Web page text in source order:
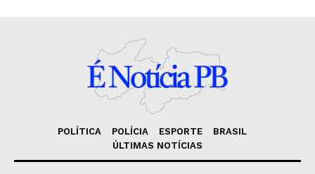
POLÍTICA POLÍCIA ESPORTE
BRASIL
ÚLTIMAS NOTÍCIAS